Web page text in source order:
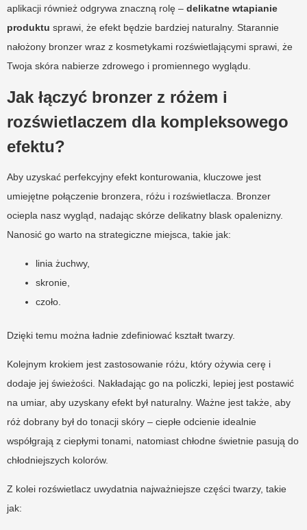
aplikacji również odgrywa znaczną rolę – delikatne wtapianie
produktu sprawi, że efekt będzie bardziej naturalny. Starannie
nałożony bronzer wraz z kosmetykami rozświetlającymi sprawi, że
Twoja skóra nabierze zdrowego i promiennego wyglądu.
Jak łączyć bronzer z różem i
rozświetlaczem dla kompleksowego
efektu?
Aby uzyskać perfekcyjny efekt konturowania, kluczowe jest
umiejętne połączenie bronzera, różu i rozświetlacza. Bronzer
ociepla nasz wygląd, nadając skórze delikatny blask opalenizny.
Nanosić go warto na strategiczne miejsca, takie jak:
linia żuchwy,
skronie,
czoło.
Dzięki temu można ładnie zdefiniować kształt twarzy.
Kolejnym krokiem jest zastosowanie różu, który ożywia cerę i
dodaje jej świeżości. Nakładając go na policzki, lepiej jest postawić
na umiar, aby uzyskany efekt był naturalny. Ważne jest także, aby
róż dobrany był do tonacji skóry – ciepłe odcienie idealnie
współgrają z ciepłymi tonami, natomiast chłodne świetnie pasują do
chłodniejszych kolorów.
Z kolei rozświetlacz uwydatnia najważniejsze części twarzy, takie
jak: